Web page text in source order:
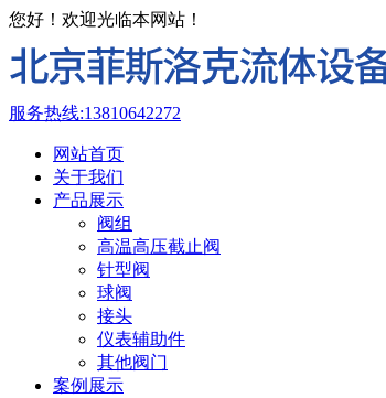
您好！欢迎光临本网站！
服务热线:13810642272
网站首页
关于我们
产品展示
阀组
高温高压截止阀
针型阀
球阀
接头
仪表辅助件
其他阀门
案例展示